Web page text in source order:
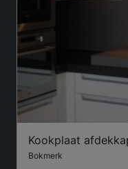
Kookplaat
Bokmerk